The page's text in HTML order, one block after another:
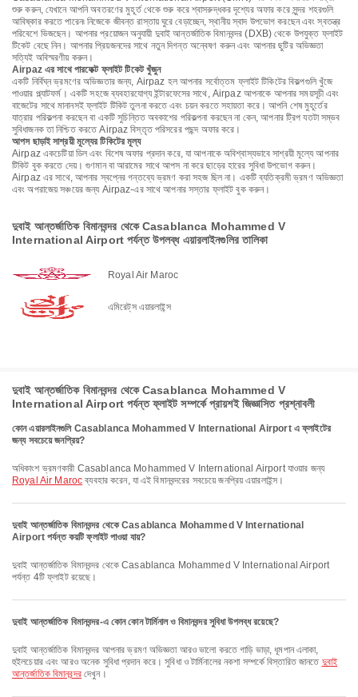
শুরু করুন, যেখানে আপনি অবতরণের মুহূর্ত থেকে শুরু করে শ্বাসরুদ্ধকর দৃশ্যের অফার করে সুন্দর শহরগুলি
আবিষ্কার করতে পারেন৷ নিজেকে জীবন্ত রাস্তায় ঘুরে বেড়াচ্ছেন, স্থানীয় স্বাদ উপভোগ করছেন এবং স্বতন্ত্র
পরিবেশে ভিজছেন। আপনার প্রয়োজন অনুযায়ী দুবাই আন্তর্জাতিক বিমানবন্দর (DXB) থেকে উপযুক্ত ফ্লাইট
টিকেট বেছে নিন। আপনার প্রিয়জনদের সাথে নতুন দিগন্ত অন্বেষণ করুন এবং আপনার ছুটির অভিজ্ঞতা
সত্যিই অবিস্মরণীয় করুন।
Airpaz এর সাথে পারফেক্ট ফ্লাইট টিকেট খুঁজুন
একটি নির্বিঘ্ন ভ্রমণের অভিজ্ঞতার জন্য, Airpaz হল আপনার সর্বোত্তম ফ্লাইট টিকিটের বিকল্পগুলি খুঁজে
পাওয়ার প্ল্যাটফর্ম। একটি সহজে ব্যবহারযোগ্য ইন্টারফেসের সাথে, Airpaz আপনাকে আপনার সময়সূচী এবং
বাজেটের সাথে মানানসই ফ্লাইট টিকিট তুলনা করতে এবং চয়ন করতে সহায়তা করে। আপনি শেষ মুহূর্তের
যাত্রার পরিকল্পনা করছেন বা একটি সুচিন্তিত অবকাশের পরিকল্পনা করছেন না কেন, আপনার ট্রিপ যতটা সম্ভব
সুবিধাজনক তা নিশ্চিত করতে Airpaz বিস্তৃত পরিসরের পছন্দ অফার করে।
আপস ছাড়াই সাশ্রয়ী মূল্যের টিকিটের মূল্য
Airpaz একচেটিয়া ডিল এবং বিশেষ অফার প্রদান করে, যা আপনাকে অবিশ্বাস্যভাবে সাশ্রয়ী মূল্যে আপনার
টিকিট বুক করতে দেয়। গুণমান বা আরামের সাথে আপস না করে ছাড়ের হারের সুবিধা উপভোগ করুন।
Airpaz এর সাথে, আপনার স্বপ্নের গন্তব্যে ভ্রমণ করা সহজ ছিল না। একটি ব্যতিক্রমী ভ্রমণ অভিজ্ঞতা
এবং অপরাজেয় সঞ্চয়ের জন্য Airpaz-এর সাথে আপনার সস্তার ফ্লাইট বুক করুন।
দুবাই আন্তর্জাতিক বিমানবন্দর থেকে Casablanca Mohammed V
International Airport পর্যন্ত উপলব্ধ এয়ারলাইনগুলির তালিকা
Royal Air Maroc
এমিরেট্‌স এয়ারলাইন্স
দুবাই আন্তর্জাতিক বিমানবন্দর থেকে Casablanca Mohammed V
International Airport পর্যন্ত ফ্লাইট সম্পর্কে প্রায়শই জিজ্ঞাসিত প্রশ্নাবলী
কোন এয়ারলাইনগুলি Casablanca Mohammed V International Airport এ ফ্লাইটের
জন্য সবচেয়ে জনপ্রিয়?
অধিকাংশ ভ্রমণকারী Casablanca Mohammed V International Airport যাওয়ার জন্য
Royal Air Marocব্যবহার করেন, যা এই বিমানবন্দরের সবচেয়ে জনপ্রিয় এয়ারলাইন্স।
দুবাই আন্তর্জাতিক বিমানবন্দর থেকে Casablanca Mohammed V International
Airport পর্যন্ত কয়টি ফ্লাইট পাওয়া যায়?
দুবাই আন্তর্জাতিক বিমানবন্দর থেকে Casablanca Mohammed V International Airport
পর্যন্ত 4টি ফ্লাইট রয়েছে।
দুবাই আন্তর্জাতিক বিমানবন্দর-এ কোন কোন টার্মিনাল ও বিমানবন্দর সুবিধা উপলব্ধ রয়েছে?
দুবাই আন্তর্জাতিক বিমানবন্দর আপনার ভ্রমণ অভিজ্ঞতা আরও ভালো করতে গাড়ি ভাড়া, ধূমপান এলাকা,
হুইলচেয়ার এবং আরও অনেক সুবিধা প্রদান করে। সুবিধা ও টার্মিনালের নকশা সম্পর্কে বিস্তারিত জানতে দুবাই
আন্তর্জাতিক বিমানবন্দরদেখুন।